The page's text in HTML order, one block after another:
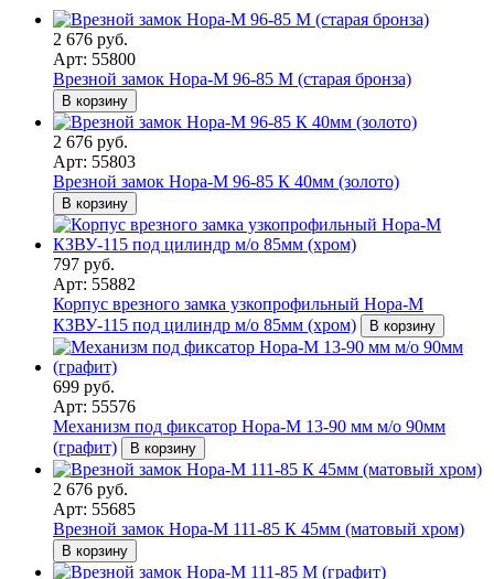
2 676 руб.
Арт: 55800
Врезной замок Нора-М 96-85 M (старая бронза)
В корзину
2 676 руб.
Арт: 55803
Врезной замок Нора-М 96-85 К 40мм (золото)
В корзину
797 руб.
Арт: 55882
Корпус врезного замка узкопрофильный Нора-М
КЗВУ-115 под цилиндр м/о 85мм (хром)
В корзину
699 руб.
Арт: 55576
Механизм под фиксатор Нора-М 13-90 мм м/о 90мм
(графит)
В корзину
2 676 руб.
Арт: 55685
Врезной замок Нора-М 111-85 К 45мм (матовый хром)
В корзину